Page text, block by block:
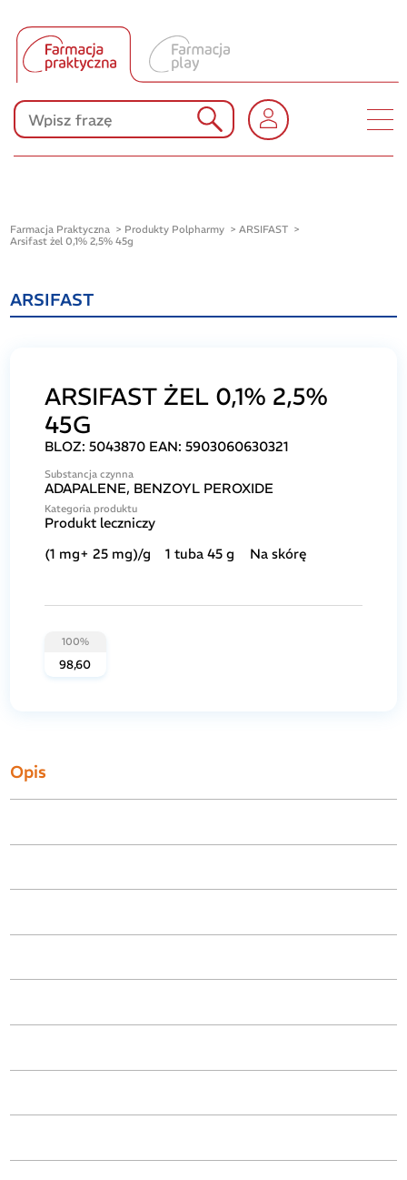
Produkty Polpharmy
KONKURSY
Farmacja Praktyczna Produkty Polpharmy
ARSIFAST
Arsifast żel 0,1% 2,5% 45g
ARSIFAST
ARSIFAST ŻEL 0,1% 2,5%
45G
BLOZ: 5043870 EAN: 5903060630321
Substancja czynna
ADAPALENE, BENZOYL PEROXIDE
Kategoria produktu
Produkt leczniczy
(1 mg+ 25 mg)/g
1 tuba 45 g Na skórę
100%
98,60
Opis